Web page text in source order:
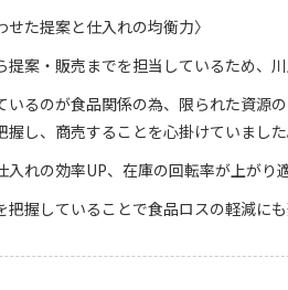
せた提案と仕入れの均衡力〉
提案・販売までを担当しているため、
いるのが食品関係の為、限られた資源
握し、商売することを心掛けていました
入れの効率UP、在庫の回転率が上が
把握していることで食品ロスの軽減に